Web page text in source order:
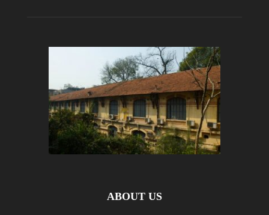
ABOUT US